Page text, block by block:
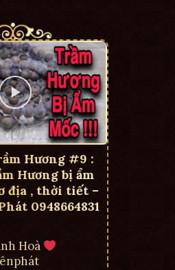
Hương #9 :
Hương bị ẩm
địa , thời tiết –
0948664831
Hoà